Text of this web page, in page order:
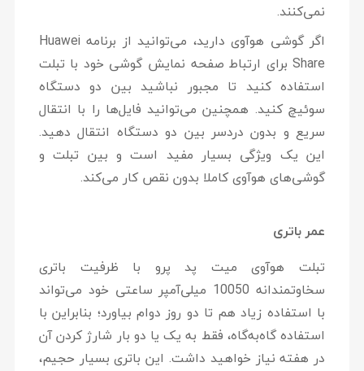
نمی‌کنند.
اگر گوشی هوآوی دارید، می‌توانید از برنامه Huawei
Share برای ارتباط صفحه نمایش گوشی خود با تبلت
استفاده کنید تا مجبور نباشید بین دو دستگاه
سوئیچ کنید. همچنین می‌توانید فایل‌ها را با انتقال
سریع و بدون دردسر بین دو دستگاه انتقال دهید.
این یک ویژگی بسیار مفید است و بین تبلت و
گوشی‌های هوآوی کاملا بدون نقص کار می‌کند.
عمر باتری
تبلت هوآوی میت پد پرو با ظرفیت باتری
سخاوتمندانه 10050 میلی‌آمپر ساعتی خود می‌تواند
با استفاده زیاد هم تا دو روز دوام بیاورد؛ بنابراین با
استفاده گاه‌به‌گاه، فقط به یک یا دو بار شارژ کردن آن
در هفته نیاز خواهید داشت. این باتری بسیار حجیم،